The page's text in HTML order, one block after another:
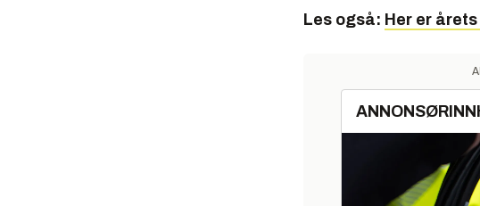
Les også: Her er